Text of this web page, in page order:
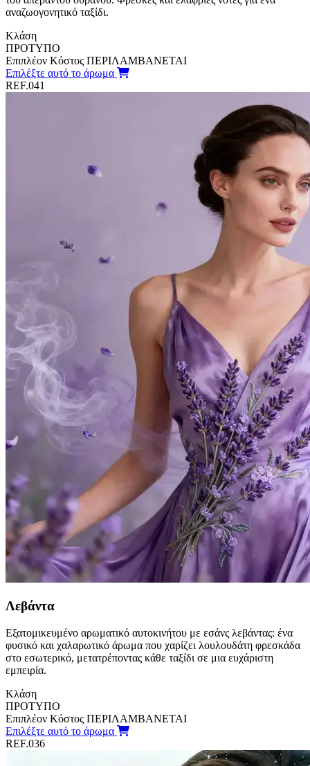
αναζωογονητικό ταξίδι.
Κλάση
ΠΡΟΤΥΠΟ
Επιπλέον Κόστος ΠΕΡΙΛΑΜΒΑΝΕΤΑΙ
Επιλέξτε αυτό το άρωμα
REF.041
Λεβάντα
Εξατομικευμένο αρωματικό αυτοκινήτου με εσάνς λεβάντας: ένα
φυσικό και χαλαρωτικό άρωμα που χαρίζει λουλουδάτη φρεσκάδα
στο εσωτερικό, μετατρέποντας κάθε ταξίδι σε μια ευχάριστη
εμπειρία.
Κλάση
ΠΡΟΤΥΠΟ
Επιπλέον Κόστος ΠΕΡΙΛΑΜΒΑΝΕΤΑΙ
Επιλέξτε αυτό το άρωμα
REF.036